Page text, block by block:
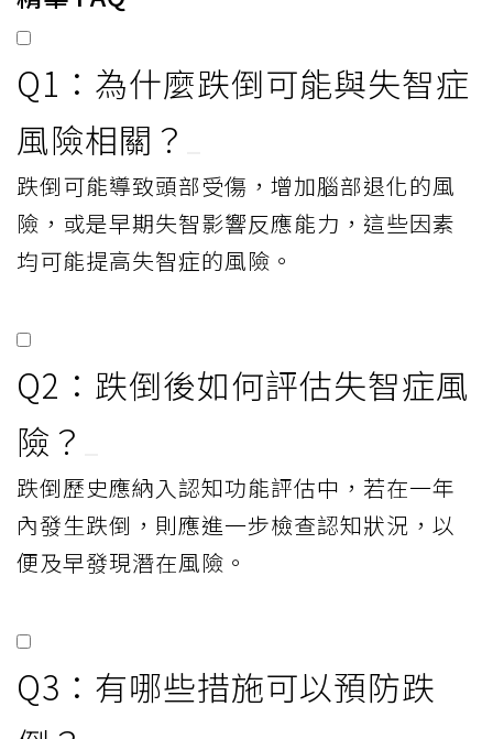
Q1：為什麼跌倒可能與失智症
風險相關？
跌倒可能導致頭部受傷，增加腦部退化的風
險，或是早期失智影響反應能力，這些因素
均可能提高失智症的風險。
Q2：跌倒後如何評估失智症風
險？
跌倒歷史應納入認知功能評估中，若在一年
內發生跌倒，則應進一步檢查認知狀況，以
便及早發現潛在風險。
Q3：有哪些措施可以預防跌